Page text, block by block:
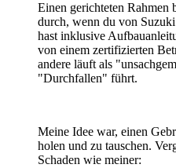
Einen gerichteten
durch, wenn du von
hast inklusive
von einem zertifizierten
andere läuft als
"Durchfallen" führt.
Meine Idee war, einen
holen und zu tauschen.
Schaden wie meiner: